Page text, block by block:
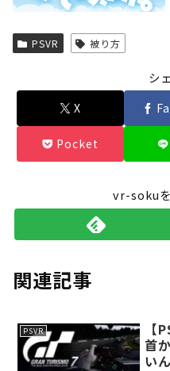
Powered by livedoor 相互
PSVR 被り方
シ
X
Pocket
vr-sokuを
関連記事
PSVR
【
首
い